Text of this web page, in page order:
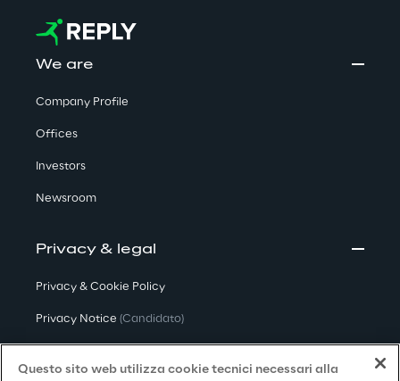
We are
Company Profile
Offices
Investors
Newsroom
Privacy & legal
Privacy & Cookie Policy
Privacy Notice (Candidato)
Questo sito web utilizza cookie tecnici necessari alla